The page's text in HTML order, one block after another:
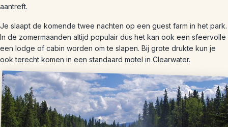
aantreft.
Je slaapt de komende twee nachten op een guest farm in het park.
In de zomermaanden altijd populair dus het kan ook een sfeervolle
een lodge of cabin worden om te slapen. Bij grote drukte kun je
ook terecht komen in een standaard motel in Clearwater.